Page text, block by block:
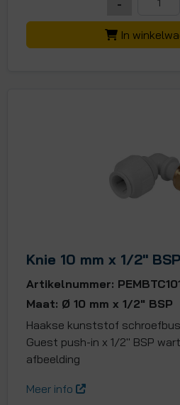
-
In
Knie 10 mm x 1/2"
Artikelnummer:
Maat: Ø 10 mm x 1/2" BSP
Haakse kunststof
Guest push-in x 1/2" BSP
afbeelding
Meer info